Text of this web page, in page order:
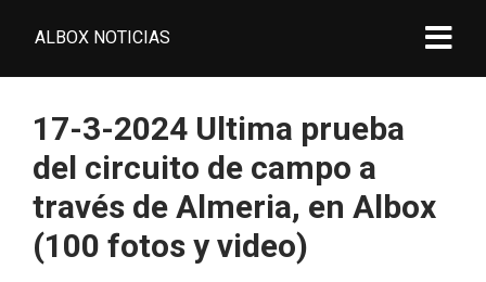
ALBOX NOTICIAS
17-3-2024 Ultima prueba
del circuito de campo a
través de Almeria, en Albox
(100 fotos y video)